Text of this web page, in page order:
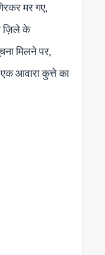
मर गए,
ज़िले के
मिलने पर,
आवारा कुत्ते का